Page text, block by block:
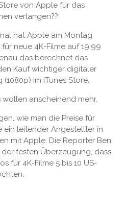
von Apple für das
verlangen??
hat Apple am Montag
neue 4K-Filme auf 19,99
das berechnet das
Kauf wichtiger digitaler
im iTunes Store.
anscheinend mehr.
wie man die Preise für
ein leitender Angestellter in
mit Apple. Die Reporter Ben
festen Überzeugung, dass
für 4K-Filme 5 bis 10 US-